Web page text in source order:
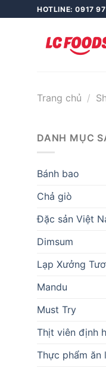
to
HOTLINE: 0917
Trang chủ /
DANH MỤC
Bánh bao
Chả giò
Đặc sản Việt
Dimsum
Lạp Xưởng
Mandu
Must Try
Thịt viên định
Thực phẩm ăn